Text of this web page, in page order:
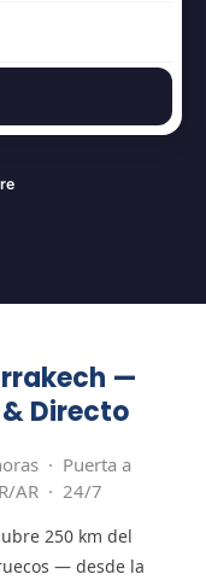
—
Directo
· Puerta a
AR · 24/7
250 km del
— desde la